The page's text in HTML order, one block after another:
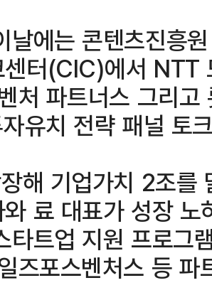
날에는 콘텐츠진흥
센터(CIC)에서 NTT
처 파트너스 그리
유치 전략 패널 토
해 기업가치 2조를
료 대표가 성장
타트업 지원 프로그
즈포스벤처스 등